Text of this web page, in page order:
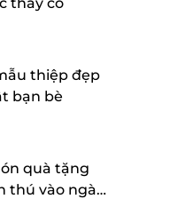
thiệp đẹp
bạn bè
quà tặng
thú vào ngày